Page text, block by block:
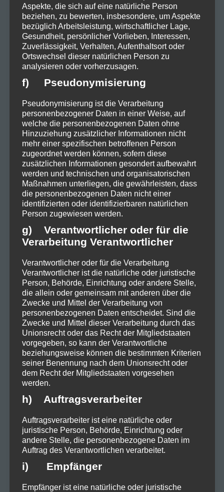
Abschied vom Rampenlicht
In der Single Zerstörung entführt
Micha Maat seine Hörer in ein
intensives, introspektives Erlebnis.
Der Song behandelt das Gefühl des
inneren Zerfalls und die oft
schmerzhaften Prozesse der
Selbsterkenntnis. Maats
unverwechselbare, melancholische
Stimme trifft auf eine minimalistische
Instrumentierung, die die düstere,
fast schon klaustrophobische
Atmosphäre des Liedes unterstreicht.
Zerstörung ist keine leichte Kost – es
ist ein roher, ungeschönter Einblick
in die menschliche Psyche und
gleichzeitig eine kritische
Schwächen.
Aspekte, die sich auf eine natürliche Person
beziehen, zu bewerten, insbesondere, um Aspekte
bezüglich Arbeitsleistung, wirtschaftlicher Lage,
Gesundheit, persönlicher Vorlieben, Interessen,
Zuverlässigkeit, Verhalten, Aufenthaltsort oder
Ortswechsel dieser natürlichen Person zu
analysieren oder vorherzusagen.
f) Pseudonymisierung
Pseudonymisierung ist die Verarbeitung
personenbezogener Daten in einer Weise, auf
welche die personenbezogenen Daten ohne
Hinzuziehung zusätzlicher Informationen nicht
mehr einer spezifischen betroffenen Person
zugeordnet werden können, sofern diese
zusätzlichen Informationen gesondert aufbewahrt
werden und technischen und organisatorischen
Maßnahmen unterliegen, die gewährleisten, dass
die personenbezogenen Daten nicht einer
identifizierten oder identifizierbaren natürlichen
Person zugewiesen werden.
g) Verantwortlicher oder für die
Verarbeitung Verantwortlicher
Verantwortlicher oder für die Verarbeitung
Verantwortlicher ist die natürliche oder juristische
Person, Behörde, Einrichtung oder andere Stelle,
die allein oder gemeinsam mit anderen über die
Zwecke und Mittel der Verarbeitung von
personenbezogenen Daten entscheidet. Sind die
Zwecke und Mittel dieser Verarbeitung durch das
Unionsrecht oder das Recht der Mitgliedstaaten
vorgegeben, so kann der Verantwortliche
beziehungsweise können die bestimmten Kriterien
seiner Benennung nach dem Unionsrecht oder
dem Recht der Mitgliedstaaten vorgesehen
werden.
h) Auftragsverarbeiter
Auftragsverarbeiter ist eine natürliche oder
juristische Person, Behörde, Einrichtung oder
andere Stelle, die personenbezogene Daten im
Auftrag des Verantwortlichen verarbeitet.
i) Empfänger
Empfänger ist eine natürliche oder juristische